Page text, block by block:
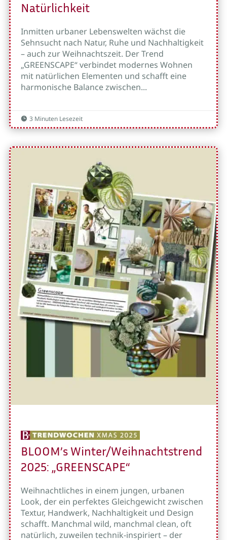
Natürlichkeit
Inmitten urbaner Lebenswelten wächst die
Sehnsucht nach Natur, Ruhe und Nachhaltigkeit
– auch zur Weihnachtszeit. Der Trend
„GREENSCAPE“ verbindet modernes Wohnen
mit natürlichen Elementen und schafft eine
harmonische Balance zwischen...
 3 Minuten Lesezeit
BLOOM’s Winter/Weihnachtstrend
2025: „GREENSCAPE“
Weihnachtliches in einem jungen, urbanen
Look, der ein perfektes Gleichgewicht zwischen
Textur, Handwerk, Nachhaltigkeit und Design
schafft. Manchmal wild, manchmal clean, oft
natürlich, zuweilen technik-inspiriert – der